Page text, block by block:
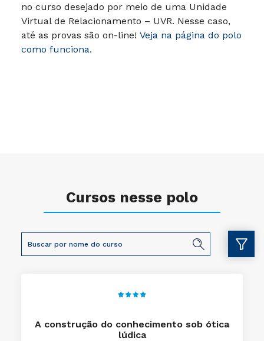
no curso desejado por meio de uma Unidade
Virtual de Relacionamento – UVR. Nesse caso,
até as provas são on-line! Veja na página do polo
como funciona.
Cursos nesse polo
A construção do conhecimento sob ótica
lúdica